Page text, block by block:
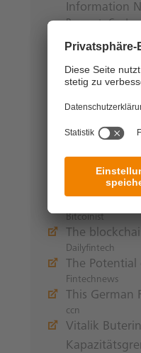
Information
Payments Cards
Postpay:
Caschys Blog
The New
Data Driven
Bank Frick
Inside-It
Exklusiv:
Finanz-Szene.de
Bitcoinist
The
Dailyfintech
The
Fintechnews
This
ccn
Vitalik